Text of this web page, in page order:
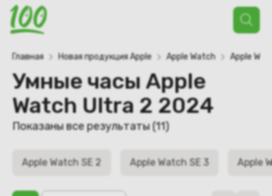
Поиск
товаров
Главная Новая продукция Apple Apple Watch Apple
Умные часы Apple
Watch Ultra 2 2024
Показаны все результаты (11)Сортировка:
недавние
Apple Watch SE 2 Apple Watch SE 3 Apple